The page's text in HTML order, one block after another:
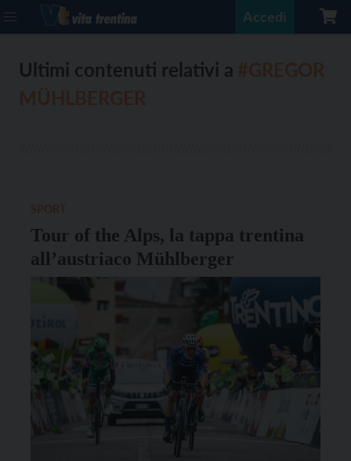
Accedi
Ultimi contenuti relativi a
Tour of the Alps, la tappa trentina
all’austriaco Mühlberger